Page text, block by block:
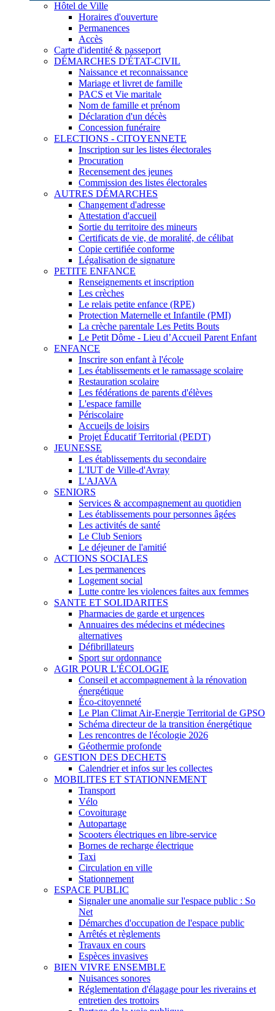
Hôtel de Ville
Horaires d'ouverture
Permanences
Accès
Carte d'identité & passeport
DÉMARCHES D'ÉTAT-CIVIL
Naissance et reconnaissance
Mariage et livret de famille
PACS et Vie maritale
Nom de famille et prénom
Déclaration d'un décès
Concession funéraire
ELECTIONS - CITOYENNETE
Inscription sur les listes électorales
Procuration
Recensement des jeunes
Commission des listes électorales
AUTRES DÉMARCHES
Changement d'adresse
Attestation d'accueil
Sortie du territoire des mineurs
Certificats de vie, de moralité, de célibat
Copie certifiée conforme
Légalisation de signature
PETITE ENFANCE
Renseignements et inscription
Les crèches
Le relais petite enfance (RPE)
Protection Maternelle et Infantile (PMI)
La crèche parentale Les Petits Bouts
Le Petit Dôme - Lieu d’Accueil Parent Enfant
ENFANCE
Inscrire son enfant à l'école
Les établissements et le ramassage scolaire
Restauration scolaire
Les fédérations de parents d'élèves
L'espace famille
Périscolaire
Accueils de loisirs
Projet Éducatif Territorial (PEDT)
JEUNESSE
Les établissements du secondaire
L'IUT de Ville-d'Avray
L'AJAVA
SENIORS
Services & accompagnement au quotidien
Les établissements pour personnes âgées
Les activités de santé
Le Club Seniors
Le déjeuner de l'amitié
ACTIONS SOCIALES
Les permanences
Logement social
Lutte contre les violences faites aux femmes
SANTE ET SOLIDARITES
Pharmacies de garde et urgences
Annuaires des médecins et médecines
alternatives
Défibrillateurs
Sport sur ordonnance
AGIR POUR L'ÉCOLOGIE
Conseil et accompagnement à la rénovation
énergétique
Éco-citoyenneté
Le Plan Climat Air-Energie Territorial de GPSO
Schéma directeur de la transition énergétique
Les rencontres de l'écologie 2026
Géothermie profonde
GESTION DES DECHETS
Calendrier et infos sur les collectes
MOBILITES ET STATIONNEMENT
Transport
Vélo
Covoiturage
Autopartage
Scooters électriques en libre-service
Bornes de recharge électrique
Taxi
Circulation en ville
Stationnement
ESPACE PUBLIC
Signaler une anomalie sur l'espace public : So
Net
Démarches d'occupation de l'espace public
Arrêtés et règlements
Travaux en cours
Espèces invasives
BIEN VIVRE ENSEMBLE
Nuisances sonores
Réglementation d'élagage pour les riverains et
entretien des trottoirs